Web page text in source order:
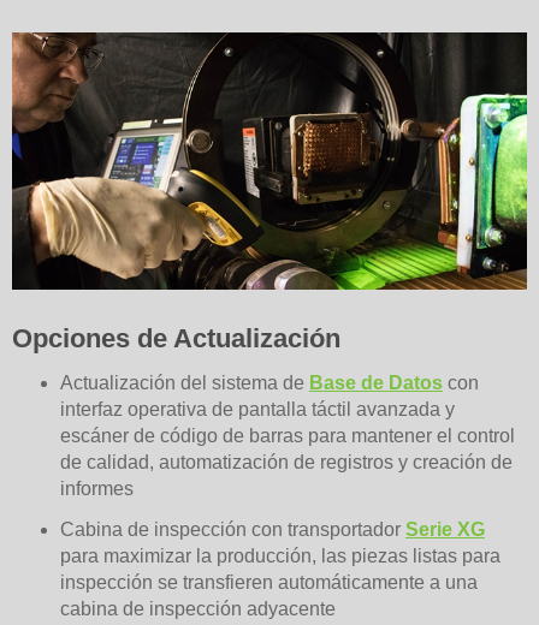
Opciones de Actualización
Actualización del sistema de Base de Datos con
interfaz operativa de pantalla táctil avanzada y
escáner de código de barras para mantener el control
de calidad, automatización de registros y creación de
informes
Cabina de inspección con transportador Serie XG
para maximizar la producción, las piezas listas para
inspección se transfieren automáticamente a una
cabina de inspección adyacente